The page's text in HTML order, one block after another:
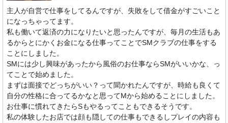
主人が自営で仕事をしてるんですが、失敗をして借金がすごいこと
になっちゃってます。
私も働いて返済の力になりたいと思ったんですが、毎月の生活もあ
るからとにかくお金になる仕事ってことでSMクラブの仕事をする
ことにしました。
SMには少し興味があったから風俗のお仕事ならSMがいいかな、っ
てことで始めました。
まずは面接でどっちがいい？って聞かれたんですが、時給も良くて
自分の性格に合ってるかなと思ってMから始めることにしました。
お仕事に慣れてきたらSもやるってこともできるそうです。
私の体験したお店では顔も隠しての仕事もできるしプレイの内容も